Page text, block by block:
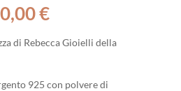
€.
€Il
attuale
180,00 €.
di Rebecca Gioielli della
925 con polvere di